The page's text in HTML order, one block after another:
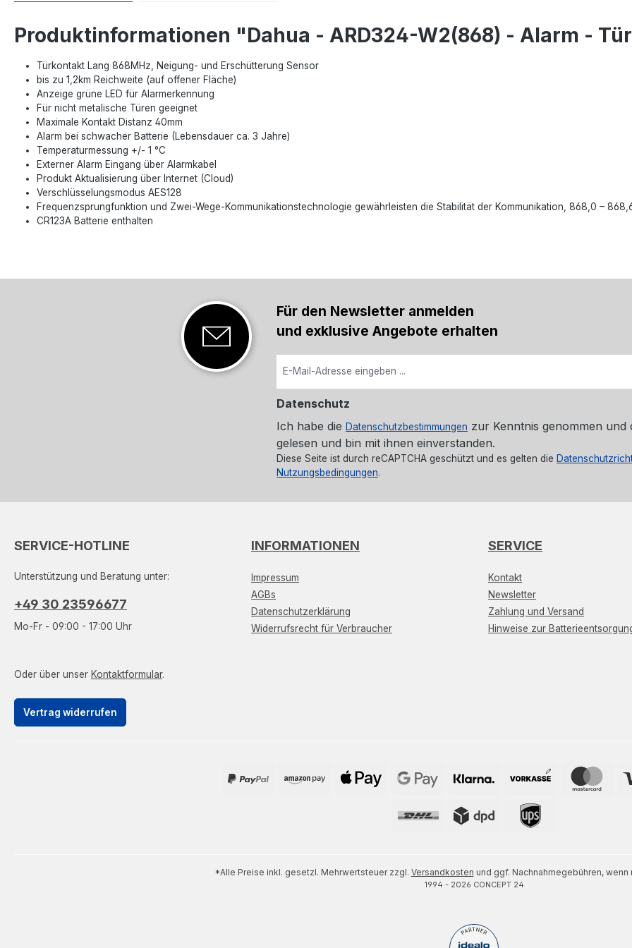
Produktinformationen "Dahua - ARD324-W2(868) - Alarm -
Türkontakt Lang 868MHz, Neigung- und Erschütterung Sensor
bis zu 1,2km Reichweite (auf offener Fläche)
Anzeige grüne LED für Alarmerkennung
Für nicht metalische Türen geeignet
Maximale Kontakt Distanz 40mm
Alarm bei schwacher Batterie (Lebensdauer ca. 3 Jahre)
Temperaturmessung +/- 1 °C
Externer Alarm Eingang über Alarmkabel
Produkt Aktualisierung über Internet (Cloud)
Verschlüsselungsmodus AES128
Frequenzsprungfunktion und Zwei-Wege-Kommunikationstechnologie gewährleisten die Stabilität der Kommunikation, 868,0 –
CR123A Batterie enthalten
Für den Newsletter anmelden
und exklusive Angebote erhalten
Datenschutz
Ich habe die Datenschutzbestimmungen zur Kenntnis genommen und
gelesen und bin mit ihnen einverstanden.
Diese Seite ist durch reCAPTCHA geschützt und es gelten die
Nutzungsbedingungen.
SERVICE-HOTLINE
Unterstützung und Beratung unter:
+49 30 23596677
Mo-Fr - 09:00 - 17:00 Uhr
Oder über unser Kontaktformular.
Vertrag widerrufen
INFORMATIONEN
Impressum
AGBs
Datenschutzerklärung
Widerrufsrecht für Verbraucher
SERVICE
Kontakt
Newsletter
Zahlung und Versand
Hinweise zur
*Alle Preise inkl. gesetzl. Mehrwertsteuer zzgl. Versandkosten und ggf. Nachnahmegebühren,
1994 - 2026 CONCEPT 24